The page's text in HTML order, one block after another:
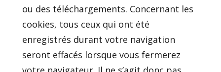
ou des téléchargements. Concernant les
cookies, tous ceux qui ont été
enregistrés durant votre navigation
seront effacés lorsque vous fermerez